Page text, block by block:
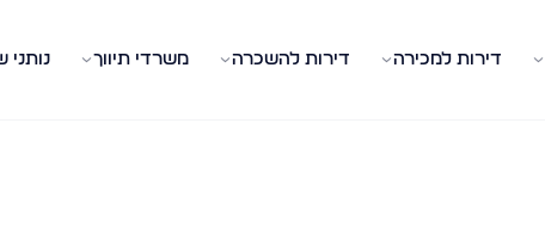
דירות למכירה דירות להשכרה משרדי תיווך נותני